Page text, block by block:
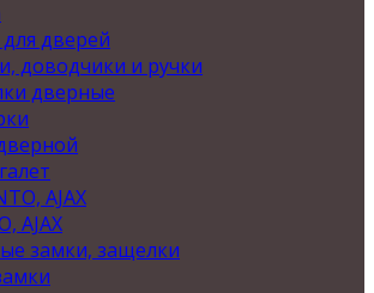
дверей
доводчики и ручки
дверные
AJAX
AJAX
замки, защелки